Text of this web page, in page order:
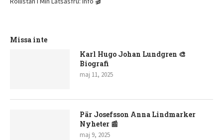
Missa inte
Karl Hugo Johan Lundgren 🎨
Biografi
maj 11, 2025
Pär Josefsson Anna Lindmarker
Nyheter 📰
maj 9, 2025